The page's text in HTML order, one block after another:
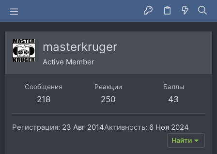
masterkruger
Active Member
Сообщения
218
Реакции
250
Баллы
43
Регистрация 23 Авг 2014Активность 6 Ноя 2024
Найти